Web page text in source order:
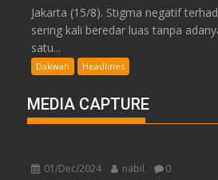
Jakarta (15/8). Stigma negatif
sering kali beredar luas tanpa
satu...
Dakwah Headlines
MEDIA CAPTURE
01/Dec/2024 nabil 0